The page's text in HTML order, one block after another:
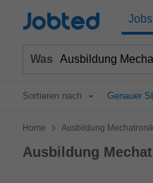
Jobted Jobs
Was
Sortieren nach Genauer
Home > Ausbildung
Ausbildung